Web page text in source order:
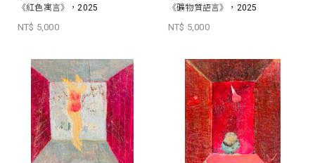
《紅色寓言》，2025
NT$ 5,000
《礦物質語言》，2025
NT$ 5,000